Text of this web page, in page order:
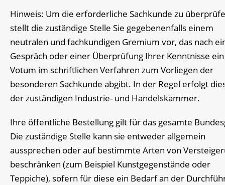
Hinweis: Um die erforderliche Sachkunde zu
stellt die zuständige Stelle Sie gegebenenfalls einem
neutralen und fachkundigen Gremium vor, das nach
Gespräch oder einer Überprüfung Ihrer Kenntnisse ein
Votum im schriftlichen Verfahren zum Vorliegen der
besonderen Sachkunde abgibt. In der Regel erfolgt
der zuständigen Industrie- und Handelskammer.
Ihre öffentliche Bestellung gilt für das gesamte
Die zuständige Stelle kann sie entweder allgemein
aussprechen oder auf bestimmte Arten von
beschränken (zum Beispiel Kunstgegenstände oder
Teppiche), sofern für diese ein Bedarf an der